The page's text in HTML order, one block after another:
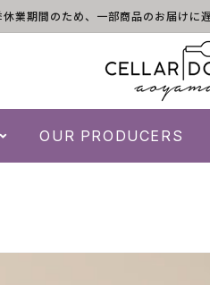
期間のため、一部商品のお届けに
OUR PRODUCERS